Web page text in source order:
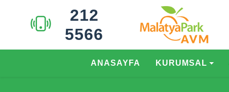
212
5566
ANASAYFA KURUMSAL